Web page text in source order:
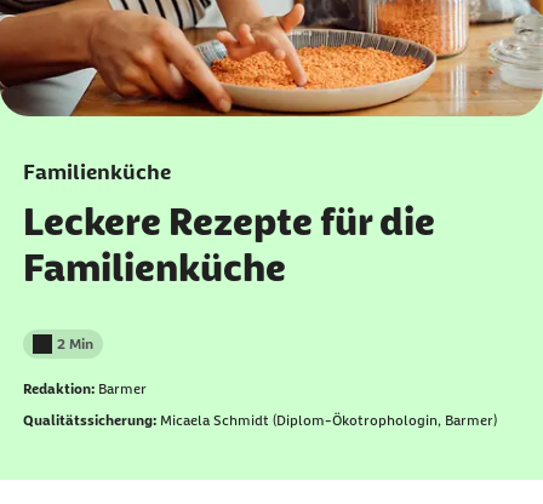
Familienküche
Leckere Rezepte für die
Familienküche
Lesedauer weniger als
2 Min
Redaktion: Barmer
Qualitätssicherung: Micaela Schmidt (Diplom-Ökotrophologin, Barmer)